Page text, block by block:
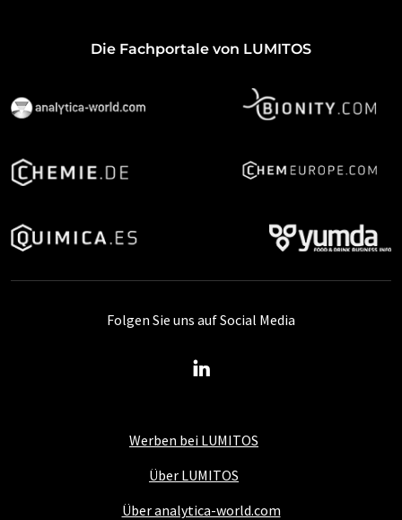
Die Fachportale von LUMITOS
Werben bei LUMITOS
Über LUMITOS
Über analytica-world.com
Folgen Sie uns auf Social Media